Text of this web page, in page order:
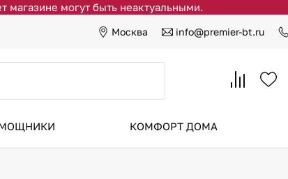
магазине могут быть неактуальными.
Москва info@premier-bt.ru
КОМФОРТ ДОМА